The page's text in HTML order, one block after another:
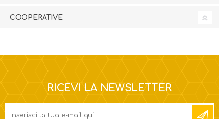
COOPERATIVE
RICEVI LA NEWSLETTER